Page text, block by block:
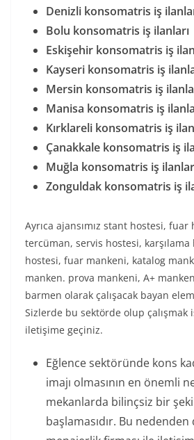
Denizli konsomatris iş
Bolu konsomatris iş ilanları
Eskişehir konsomatris iş
Kayseri konsomatris iş
Mersin konsomatris iş
Manisa konsomatris iş
Kırklareli konsomatris iş
Çanakkale konsomatris iş
Muğla konsomatris iş
Zonguldak konsomatris iş
Ayrıca ajansımız stant hostesi,
tercüman, servis hostesi, karşılama
hostesi, fuar mankeni, katalog
manken. prova mankeni, A+
barmen olarak çalışacak bayan
Sizlerde bu sektörde olup çalışmak
iletişime geçiniz.
Eğlence sektöründe kons
imajı olmasının en önemli
mekanlarda bilinçsiz bir
başlamasıdır. Bu nedenden